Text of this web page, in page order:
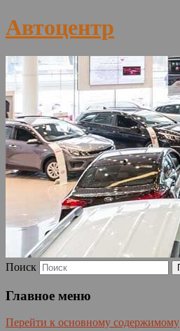
Автоцентр
Поиск
Главное меню
Перейти к основному содержимому